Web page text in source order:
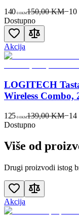
140 00KM150,00 KM−10
Dostupno
Akcija
LOGITECH
Wireless Combo,
125 00KM139,00 KM−14
Dostupno
Više od
Drugi proizvodi istog
Akcija